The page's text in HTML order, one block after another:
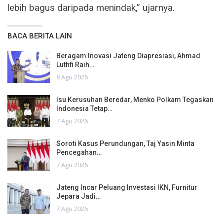
lebih bagus daripada menindak,” ujarnya.
BACA BERITA LAIN
Beragam Inovasi Jateng Diapresiasi, Ahmad
Luthfi Raih…
8 Agu 2026
Isu Kerusuhan Beredar, Menko Polkam Tegaskan
Indonesia Tetap…
7 Agu 2026
Soroti Kasus Perundungan, Taj Yasin Minta
Pencegahan…
7 Agu 2026
Jateng Incar Peluang Investasi IKN, Furnitur
Jepara Jadi…
7 Agu 2026